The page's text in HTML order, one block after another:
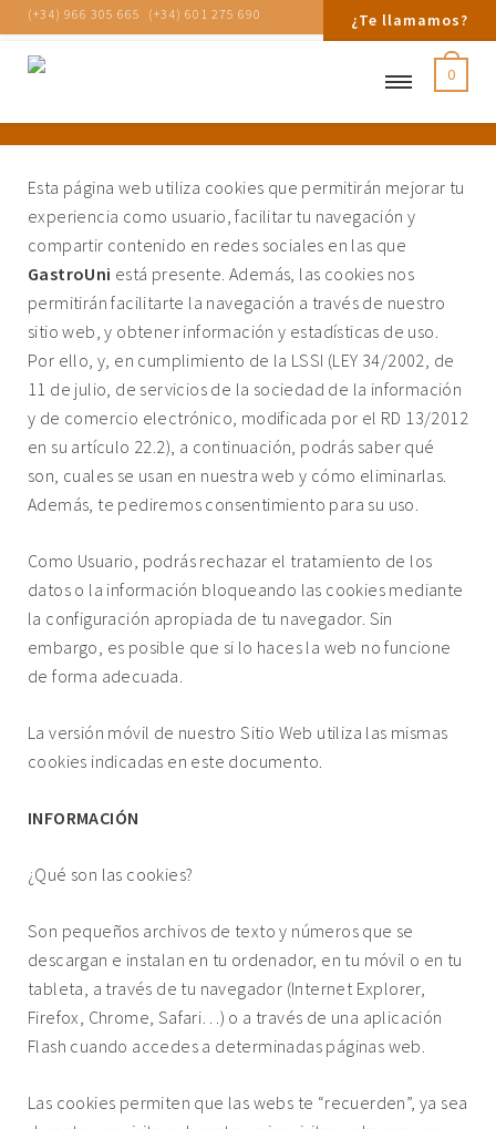
(+34) 966 305 665 (+34) 601 275 690 ¿Te llamamos?
0
Esta página web utiliza cookies que permitirán mejorar tu
experiencia como usuario, facilitar tu navegación y
compartir contenido en redes sociales en las que
GastroUni está presente. Además, las cookies nos
permitirán facilitarte la navegación a través de nuestro
sitio web, y obtener información y estadísticas de uso.
Por ello, y, en cumplimiento de la LSSI (LEY 34/2002, de
11 de julio, de servicios de la sociedad de la información
y de comercio electrónico, modificada por el RD 13/2012
en su artículo 22.2), a continuación, podrás saber qué
son, cuales se usan en nuestra web y cómo eliminarlas.
Además, te pediremos consentimiento para su uso.
Como Usuario, podrás rechazar el tratamiento de los
datos o la información bloqueando las cookies mediante
la configuración apropiada de tu navegador. Sin
embargo, es posible que si lo haces la web no funcione
de forma adecuada.
La versión móvil de nuestro Sitio Web utiliza las mismas
cookies indicadas en este documento.
INFORMACIÓN
¿Qué son las cookies?
Son pequeños archivos de texto y números que se
descargan e instalan en tu ordenador, en tu móvil o en tu
tableta, a través de tu navegador (Internet Explorer,
Firefox, Chrome, Safari…) o a través de una aplicación
Flash cuando accedes a determinadas páginas web.
Las cookies permiten que las webs te “recuerden”, ya sea